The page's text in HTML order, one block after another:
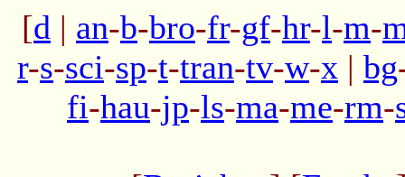
[d | an-b-bro-fr-gf-hr-l-m-
r-s-sci-sp-t-tran-tv-w-x | bg
fi-hau-jp-ls-ma-me-rm-